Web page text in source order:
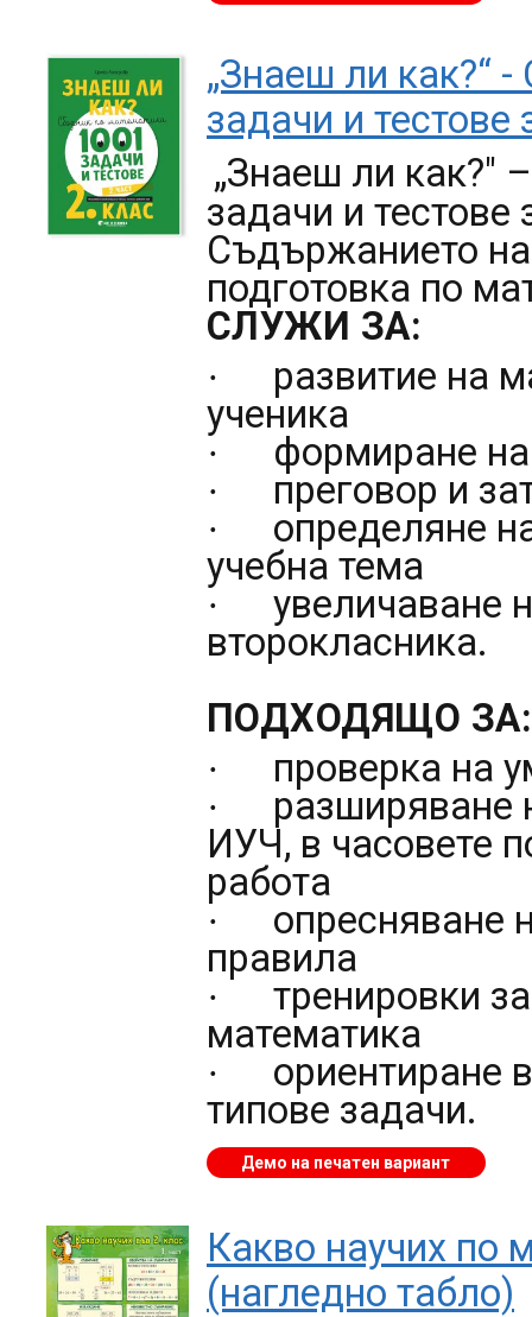
„Знаеш ли как?“
задачи и тестове
„Знаеш ли как?"
задачи и тестове
Съдържанието
подготовка по
СЛУЖИ ЗА:
·
развитие на
ученика
· формиране
· преговор и
·
определяне
учебна тема
·
увеличаване
второкласника.
ПОДХОДЯЩО ЗА:
· проверка на
·
разширяване
ИУЧ, в часовете
работа
·
опресняване
правила
·
тренировки
математика
·
ориентиране
типове задачи.
Демо на печатен вариант
Какво научих по
(нагледно табло)